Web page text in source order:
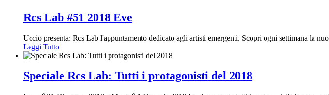
Rcs Lab #51 2018 Eve
Uccio presenta: Rcs Lab l'appuntamento dedicato agli artisti emergenti. Scopri ogni settimana la
Leggi Tutto
Speciale Rcs Lab: Tutti i protagonisti del 2018